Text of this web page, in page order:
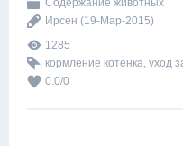
Содержание животных
Ирсен (19-Мар-2015)
1285
кормление котенка, уход
0.0/0